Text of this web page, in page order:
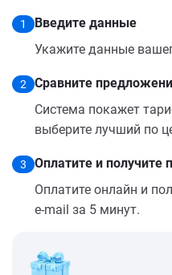
1
Введите данные
Укажите данные
2
Сравните
Система покажет
выберите лучший по
3
Оплатите и получите
Оплатите онлайн и
e-mail за 5 минут.